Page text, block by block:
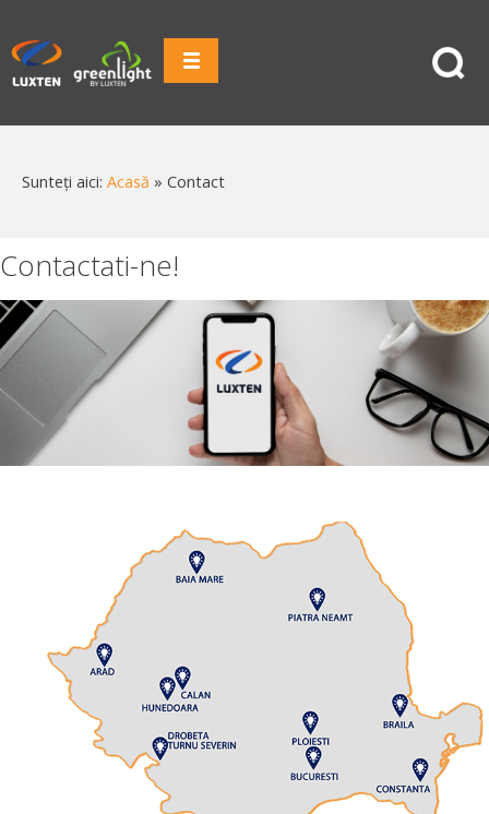
Sunteți aici: Acasă » Contact
Contactati-ne!